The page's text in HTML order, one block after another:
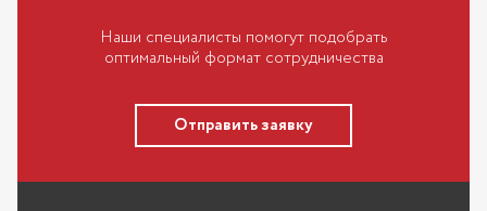
Наши специалисты помогут подобрать
оптимальный формат сотрудничества
Отправить заявку